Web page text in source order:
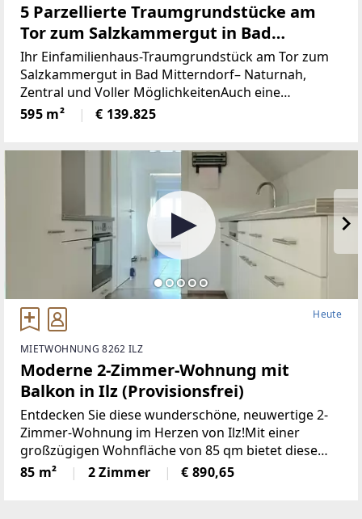
5 Parzellierte Traumgrundstücke am
Tor zum Salzkammergut in Bad
Mitterndorf - naturnah, zentral und
voller Möglichkeiten (Provisionsfrei)
Ihr Einfamilienhaus-Traumgrundstück am Tor zum
Salzkammergut in Bad Mitterndorf– Naturnah,
Zentral und Voller MöglichkeitenAuch eine
touristische Vermietung ist nach Absprache mit der
Gemeinde möglich.Die Loipe und Therme
595 m² € 139.825
Heute
MIETWOHNUNG 8262 ILZ
Moderne 2-Zimmer-Wohnung mit
Balkon in Ilz (Provisionsfrei)
Entdecken Sie diese wunderschöne, neuwertige 2-
Zimmer-Wohnung im Herzen von Ilz!Mit einer
großzügigen Wohnfläche von 85 qm bietet diese
Wohnung den idealen Raumfür Singles oder Paare.
Die lichtdurchfluteten Räume überzeugen durch
85 m² 2 Zimmer € 890,65